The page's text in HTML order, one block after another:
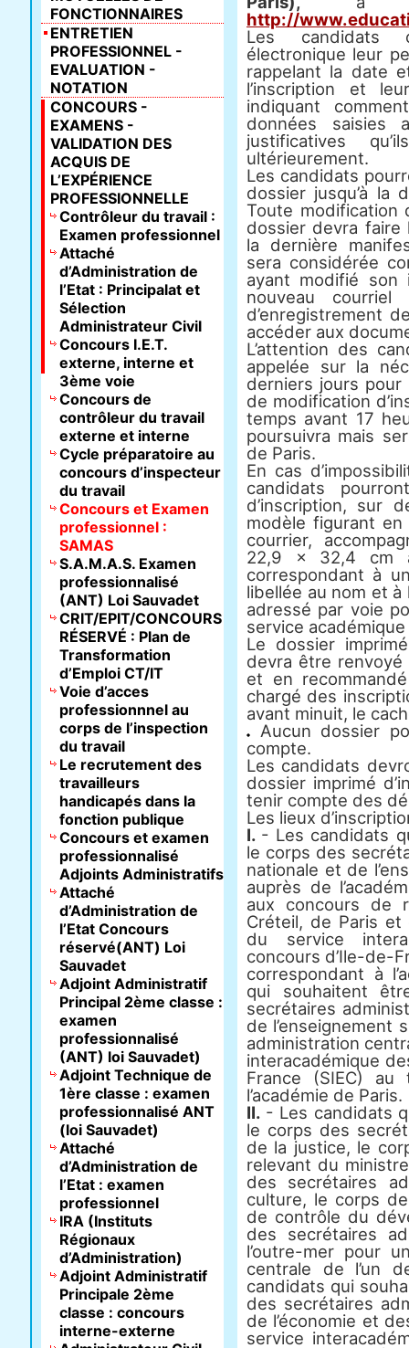
http://
Les candidats
électronique leur
rappelant la date
l’inscription et
indiquant
données saisies
justificatives
ultérieurement.
Les candidats
dossier jusqu’à la
Toute modification
dossier devra faire
la dernière
sera considérée
ayant modifié son
nouveau
d’enregistrement
accéder aux
L’attention des
appelée sur la
derniers jours pour
de modification
temps avant 17
poursuivra mais
de Paris.
En cas
candidats
d’inscription, sur
modèle figurant
courrier,
22,9 × 32,4 cm
correspondant à
libellée au nom et à
adressé par voie
service
Le dossier
devra être
et en
chargé des
avant minuit, le
Aucun dossier
compte.
Les candidats
dossier imprimé
tenir compte des
Les lieux
I. - Les candidats
le corps des
nationale et de
auprès de
aux concours de
Créteil, de Paris et
du service
concours d’Ile-de-
correspondant à
qui souhaitent
secrétaires
de l’enseignement
administration
interacadémique
France (SIEC)
l’académie de Paris.
II. - Les candidats
le corps des
de la justice, le
relevant du
des secrétaires
culture, le corps
de contrôle du
des secrétaires
l’outre-mer pour
centrale de l’un
candidats qui
des secrétaires
de l’économie et
service
FONCTIONNAIRES
ENTRETIEN
PROFESSIONNEL -
EVALUATION -
NOTATION
CONCOURS -
EXAMENS -
VALIDATION DES
ACQUIS DE
L’EXPÉRIENCE
PROFESSIONNELLE
Contrôleur du travail :
Examen professionnel
Attaché
d’Administration de
l’Etat : Principalat et
Sélection
Administrateur Civil
Concours I.E.T.
externe, interne et
3ème voie
Concours de
contrôleur du travail
externe et interne
Cycle préparatoire au
concours d’inspecteur
du travail
Concours et Examen
professionnel :
SAMAS
S.A.M.A.S. Examen
professionnalisé
(ANT) Loi Sauvadet
CRIT/EPIT/CONCOURS
RÉSERVÉ : Plan de
Transformation
d’Emploi CT/IT
Voie d’acces
professionnnel au
corps de l’inspection
du travail
Le recrutement des
travailleurs
handicapés dans la
fonction publique
Concours et examen
professionnalisé
Adjoints Administratifs
Attaché
d’Administration de
l’Etat Concours
réservé(ANT) Loi
Sauvadet
Adjoint Administratif
Principal 2ème classe :
examen
professionnalisé
(ANT) loi Sauvadet)
Adjoint Technique de
1ère classe : examen
professionnalisé ANT
(loi Sauvadet)
Attaché
d’Administration de
l’Etat : examen
professionnel
IRA (Instituts
Régionaux
d’Administration)
Adjoint Administratif
Principale 2ème
classe : concours
interne-externe